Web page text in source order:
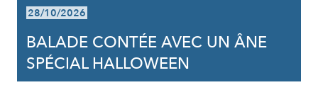
28/10/2026
BALADE CONTÉE AVEC UN ÂNE
SPÉCIAL HALLOWEEN